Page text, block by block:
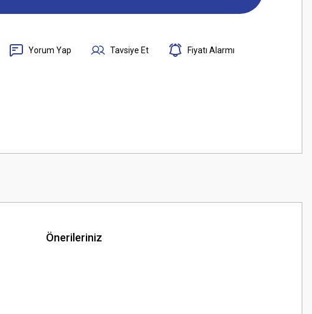
Yorum Yap Tavsiye Et Fiyatı Alarmı
Önerileriniz